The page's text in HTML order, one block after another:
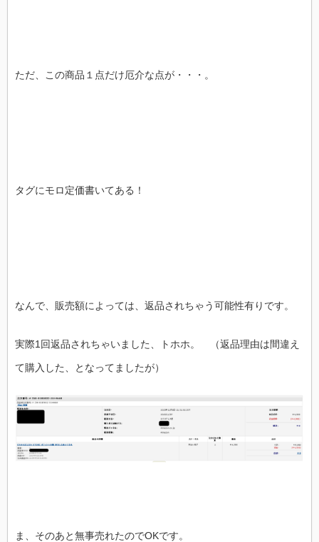
ただ、この商品１点だけ厄介な点が・・・。
タグにモロ定価書いてある！
なんで、販売額によっては、返品されちゃう可能性有りです。
実際1回返品されちゃいました、トホホ。 （返品理由は間違え
て購入した、となってましたが）
ま、そのあと無事売れたのでOKです。